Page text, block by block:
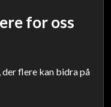
for oss
flere kan bidra på